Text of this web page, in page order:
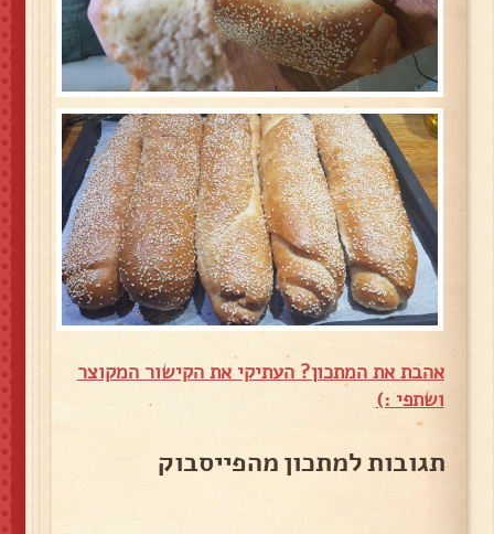
אהבת את המתכון? העתיקי את הקישור המקוצר
ושתפי :)
תגובות למתכון מהפייסבוק